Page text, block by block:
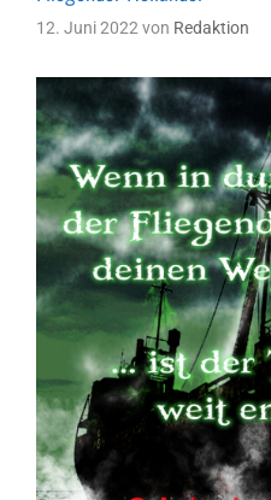
12. Juni 2022 von Redaktion